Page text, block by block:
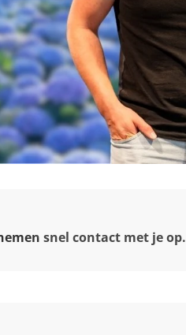
snel contact met je op.